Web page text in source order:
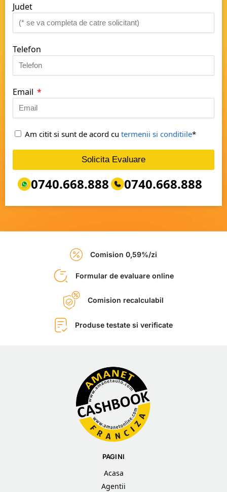
Judet
Telefon
Email
Am citit si sunt de acord cu termenii si conditiile*
Solicita Evaluare
0740.668.888 0740.668.888
Comision 0,59%/zi
Formular de evaluare online
Comision recalculabil
Produse testate si verificate
PAGINI
Acasa
Agentii